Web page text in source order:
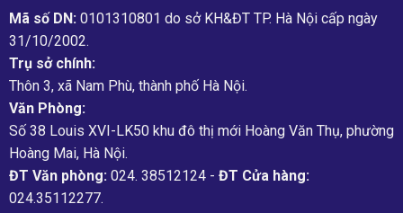
Mã số DN: 0101310801 do sở KH&ĐT TP. Hà Nội cấp ngày
31/10/2002.
Trụ sở chính:
Thôn 3, xã Nam Phù, thành phố Hà Nội.
Văn Phòng:
Số 38 Louis XVI-LK50 khu đô thị mới Hoàng Văn Thụ, phường
Hoàng Mai, Hà Nội.
ĐT Văn phòng:024. 38512124 - ĐT Cửa hàng:
024.35112277.